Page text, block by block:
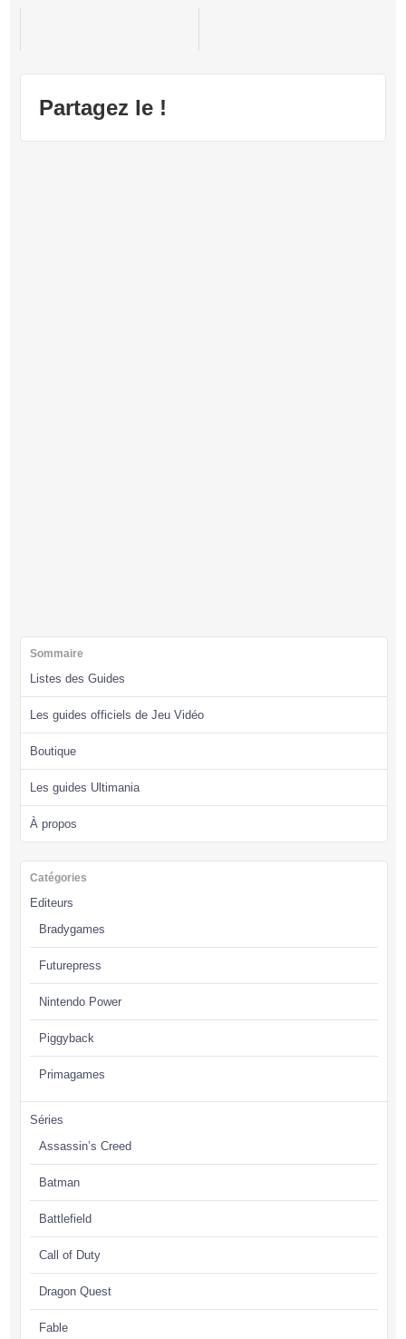
Partagez le !
Sommaire
Listes des Guides
Les guides officiels de Jeu Vidéo
Boutique
Les guides Ultimania
À propos
Catégories
Editeurs
Bradygames
Futurepress
Nintendo Power
Piggyback
Primagames
Séries
Assassin’s Creed
Batman
Battlefield
Call of Duty
Dragon Quest
Fable